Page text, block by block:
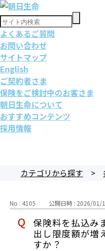
よくあるご質問
お問い合わせ
サイトマップ
English
ご契約者さま
保険をご検討中のお客さま
朝日生命について
おすすめコンテンツ
採用情報
カテゴリから探す >
No : 4105 公開日時 : 2026/01/
保険料を払込み
出し限度額が増
すか？